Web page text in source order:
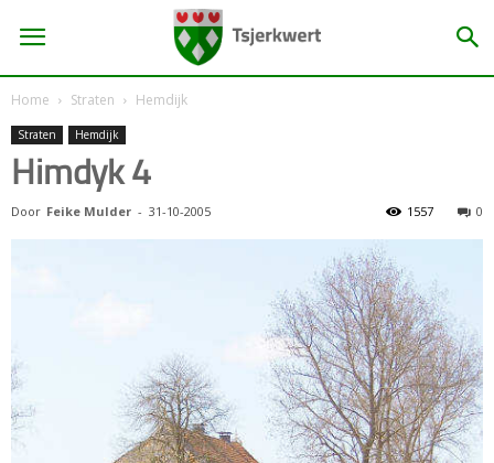
Home Straten Hemdijk
Straten Hemdijk
Himdyk 4
Door Feike Mulder - 31-10-2005 0
1557